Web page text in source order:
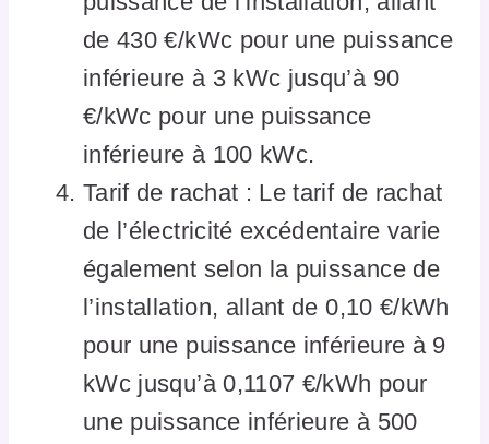
de 430 €/kWc pour une puissance
inférieure à 3 kWc jusqu’à 90
€/kWc pour une puissance
inférieure à 100 kWc.
Tarif de rachat : Le tarif de rachat
de l’électricité excédentaire varie
également selon la puissance de
l’installation, allant de 0,10 €/kWh
pour une puissance inférieure à 9
kWc jusqu’à 0,1107 €/kWh pour
une puissance inférieure à 500